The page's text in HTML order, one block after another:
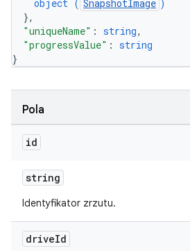
object ( SnapshotImage )
},
"uniqueName" : string,
"progressValue" : string
}
Pola
id
string
Identyfikator zrzutu.
driveId